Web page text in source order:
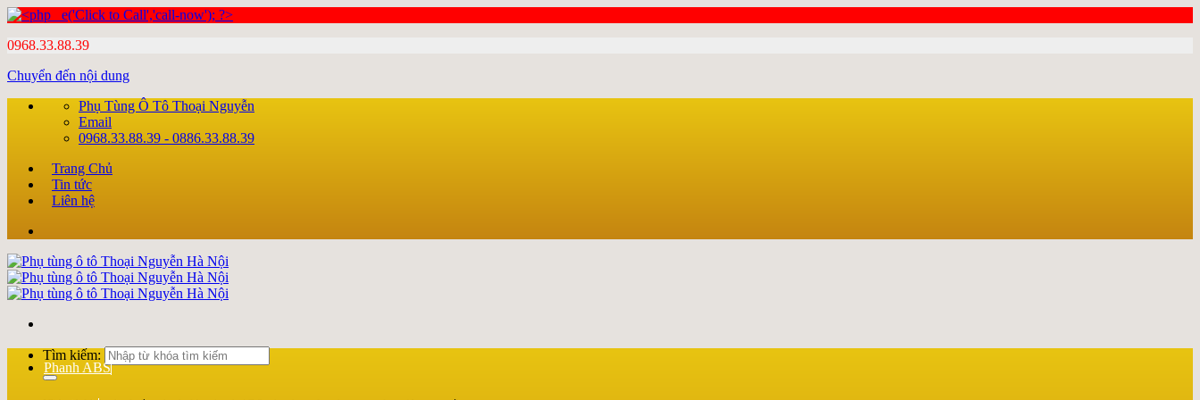
0968.33.88.39
Chuyển đến nội dung
Phụ Tùng Ô Tô Thoại Nguyễn
Email
0968.33.88.39 - 0886.33.88.39
Trang Chủ
Tin tức
Liên hệ
Tìm kiếm:
Phanh ABS